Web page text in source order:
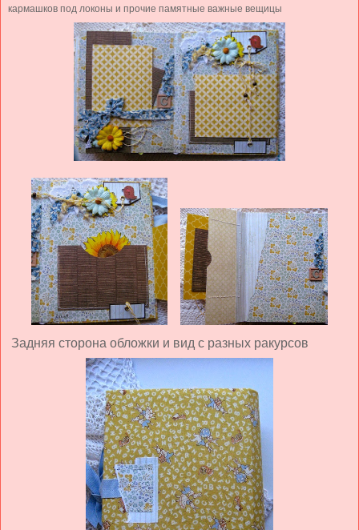
кармашков под локоны и прочие памятные важные вещицы
Задняя сторона обложки и вид с разных ракурсов